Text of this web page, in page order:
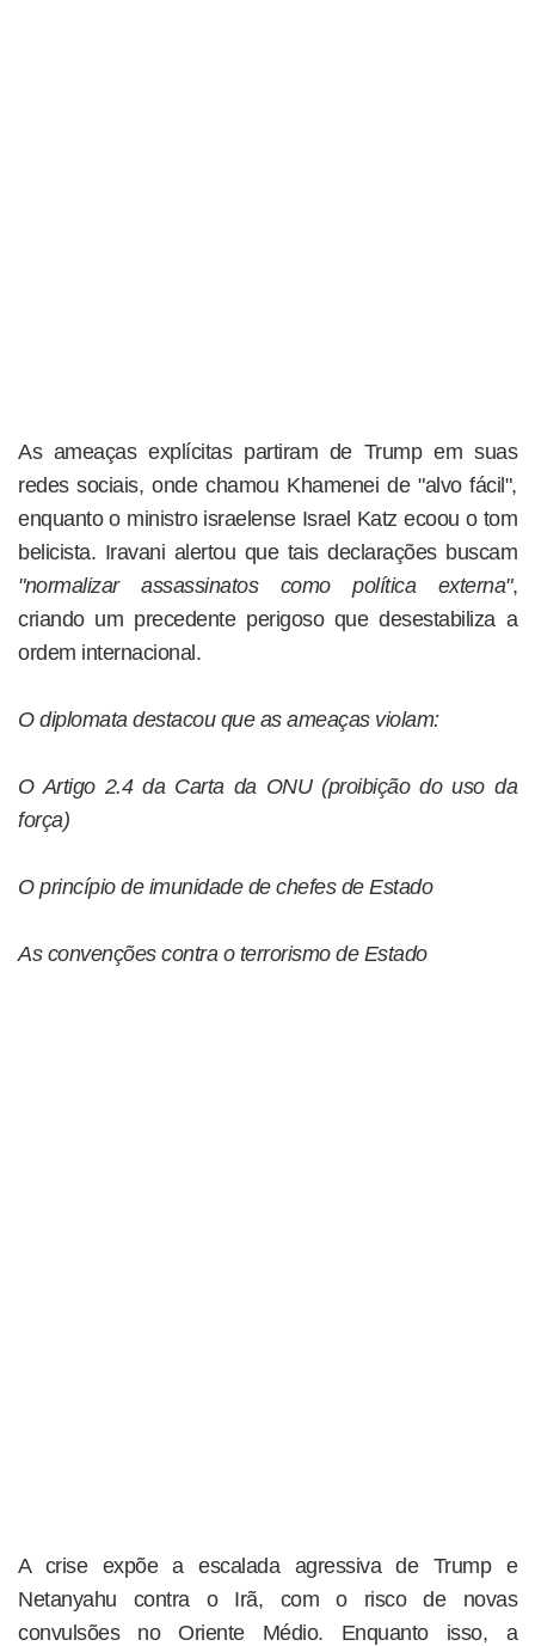
As ameaças explícitas partiram de Trump em suas
redes sociais, onde chamou Khamenei de "alvo fácil",
enquanto o ministro israelense Israel Katz ecoou o tom
belicista. Iravani alertou que tais declarações buscam
"normalizar assassinatos como política externa",
criando um precedente perigoso que desestabiliza a
ordem internacional.
O diplomata destacou que as ameaças violam:
O Artigo 2.4 da Carta da ONU (proibição do uso da
força)
O princípio de imunidade de chefes de Estado
As convenções contra o terrorismo de Estado
A crise expõe a escalada agressiva de Trump e
Netanyahu contra o Irã, com o risco de novas
convulsões no Oriente Médio. Enquanto isso, a